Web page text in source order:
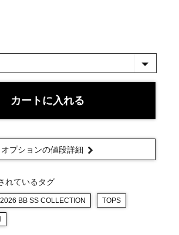
カートに入れる
オプションの値段詳細
れているタグ
2026 BB SS COLLECTION TOPS